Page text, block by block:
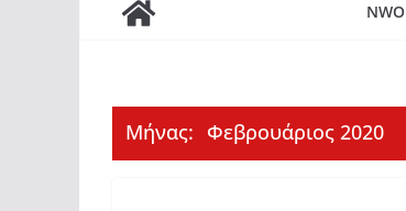
NWO
Μήνας: Φεβρουάριος 2020